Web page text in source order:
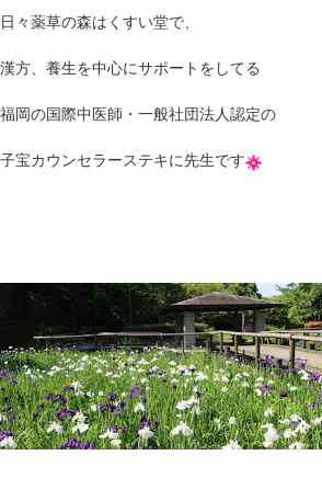
日々薬草の森はくすい堂で、
漢方、養生を中心にサポートをしてる
福岡の国際中医師・一般社団法人認定の
子宝カウンセラーステキに先生です